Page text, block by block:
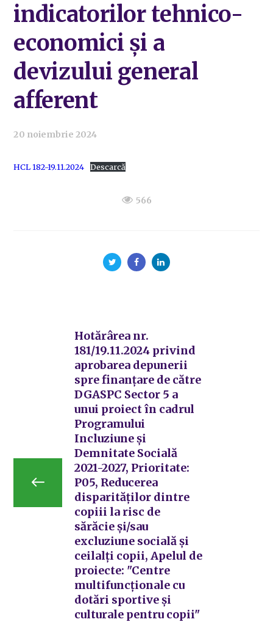
indicatorilor tehnico-
economici și a
devizului general
afferent
20 noiembrie 2024
HCL 182-19.11.2024 Descarcă
566
Hotărârea nr.
181/19.11.2024 privind
aprobarea depunerii
spre finanțare de către
DGASPC Sector 5 a
unui proiect în cadrul
Programului
Incluziune și
Demnitate Socială
2021-2027, Prioritate:
P05, Reducerea
disparităților dintre
copiii la risc de
sărăcie și/sau
excluziune socială și
ceilalți copii, Apelul de
proiecte: "Centre
multifuncționale cu
dotări sportive și
culturale pentru copii"